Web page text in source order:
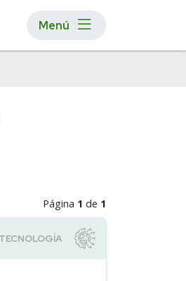
Menú
Página 1 de 1